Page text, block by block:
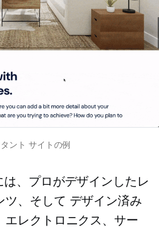
ント サイトの例
、プロがデザインしたレ
ツ、そして デザイン済み
エレクトロニクス、サー